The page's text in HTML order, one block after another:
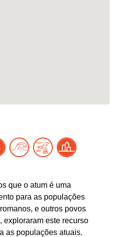
que o atum é uma
para as populações
e outros povos
exploraram este recurso
as populações atuais.